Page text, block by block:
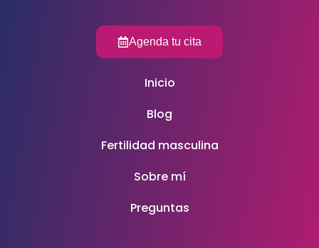
Inicio
Blog
Fertilidad masculina
Sobre mí
Preguntas
Agenda tu cita